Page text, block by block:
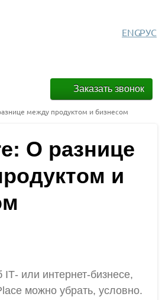
РУС
ENG
Заказать звонок
между продуктом и бизнесом
О разнице
и
IТ- или интернет-бизнесе,
можно убрать, условно.